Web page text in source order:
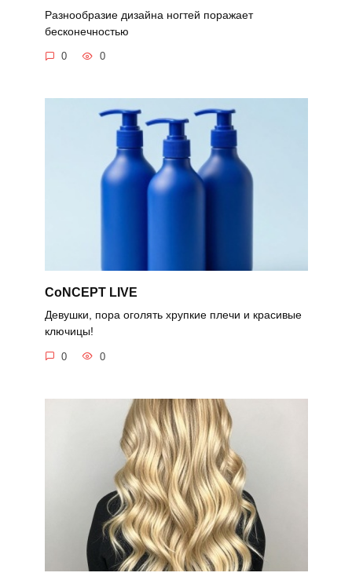
Разнообразие дизайна ногтей поражает
бесконечностью
0 0
CoNCEPT LIVE
Девушки, пора оголять хрупкие плечи и красивые
ключицы!
0 0